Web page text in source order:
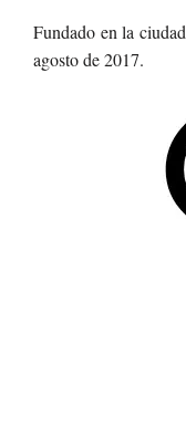
Fundado en la
agosto de 2017.